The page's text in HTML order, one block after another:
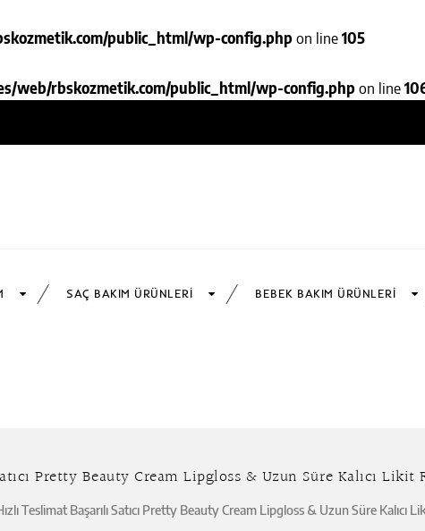
public_html/wp-config.phpon line105
web/rbskozmetik.com/public_html/wp-config.phpon line
SAÇ BAKIM ÜRÜNLERI BEBEK BAKIM ÜRÜNLERI
Pretty Beauty Cream Lipgloss & Uzun Süre Kalıcı Likit
Teslimat Başarılı Satıcı Pretty Beauty Cream Lipgloss & Uzun Süre Kalıcı